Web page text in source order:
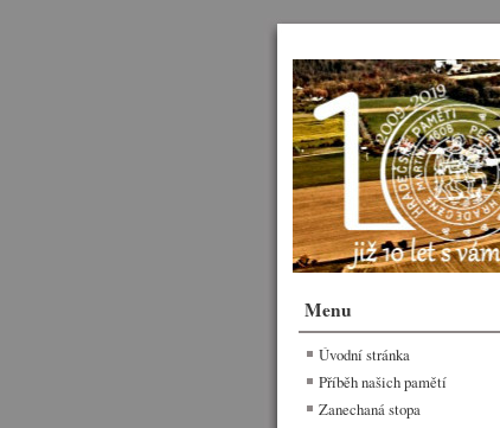
Menu
Úvodní stránka
Příběh našich pamětí
Zanechaná stopa